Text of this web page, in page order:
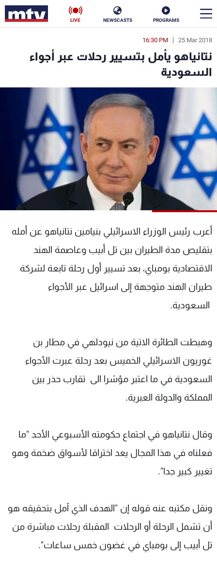
PROGRAMS
NEWSCASTS
LIVE
25 Mar 2018
16:30 PM
نتانياهو يأمل بتسيير رحلات عبر أجواء
السعودية
أعرب رئيس الوزراء الاسرائيلي بنيامين نتانياهو عن أمله
بتقليص مدة الطيران بين تل أبيب وعاصمة الهند
الاقتصادية بومباي، بعد تسيير أول رحلة تابعة لشركة
طيران الهند متوجهة إلى اسرائيل عبر الأجواء
السعودية.
وهبطت الطائرة الاتية من نيودلهي في مطار بن
غوريون الاسرائيلي الخميس بعد رحلة عبرت الأجواء
السعودية في ما اعتبر مؤشرا الى تقارب حذر بين
المملكة والدولة العبرية.
وقال نتانياهو في اجتماع حكومته الأسبوعي الأحد "ما
فعلناه في هذا المجال يعد اختراقا لأسواق ضخمة وهو
تغيير كبير جدا".
ونقل مكتبه عنه قوله إن "الهدف الذي آمل بتحقيقه هو
أن تشمل الرحلة أو الرحلات المقبلة رحلات مباشرة من
تل أبيب إلى بومباي في غضون خمس ساعات".
en
الأخبار
سياسة ناس
إقتصاد فن
منوعات رياضة
كأس العالم
البرامج
جدول البرامج
شاهد البرامج
عن MTV
الإنـتـاج
لاعلاناتكم
وظائف
تواصل معنا
شروط الإسـتخدام